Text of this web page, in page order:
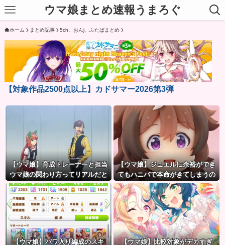
ウマ娘まとめ速報うまろぐ
ホーム まとめ記事 5ch、おんj、ふたばまとめ
【対象作品2500点以上】カドサマー2026第3弾
【ウマ娘】育成トレーナーと担当
ウマ娘の関わり方ってリアルだと
想像つきにくいよね。
【ウマ娘】ジュエルに余裕ができ
てもハニバで本命がきてしまうの
だ。
【ウマ娘】パワ入り編成のスキ
【ウマ娘】比較対象がデカすぎ